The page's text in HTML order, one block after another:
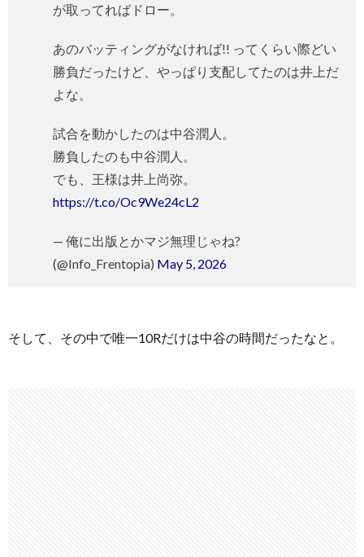
が取ってればドロー。
あのバッティングがなければ!! ってくらい際どい
勝負だったけど、やっぱり支配してたのは井上だ
よな。
試合を動かしたのは中谷潤人。
勝負したのも中谷潤人。
でも、王様は井上尚弥。
https://t.co/Oc9We24cL2
— 俺に出版とかマジ無理じゃね?
(@Info_Frentopia) May 5, 2026
そして、その中で唯一10Rだけは中谷の時間だったなと。